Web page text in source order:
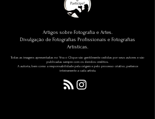
Artigos sobre Fotografia e Artes.
Divulgação de Fotografias Profissionais e Fotografias
Artísticas.
Todas as imagens apresentadas no Viva o Clique são gentilmente cedidas por seus autores e são
publicadas sempre com os devidos créditos.
A autoria, bem como a responsabilidade pela origem e pelo processo criativo, pertence
inteiramente a cada artista.